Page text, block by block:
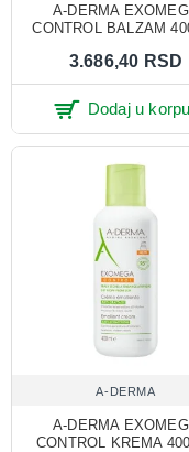
A-DERMA
CONTROL BALZAM
3.686,40 RSD
Dodaj u korpu
A-DERMA
A-DERMA
CONTROL KREMA 400